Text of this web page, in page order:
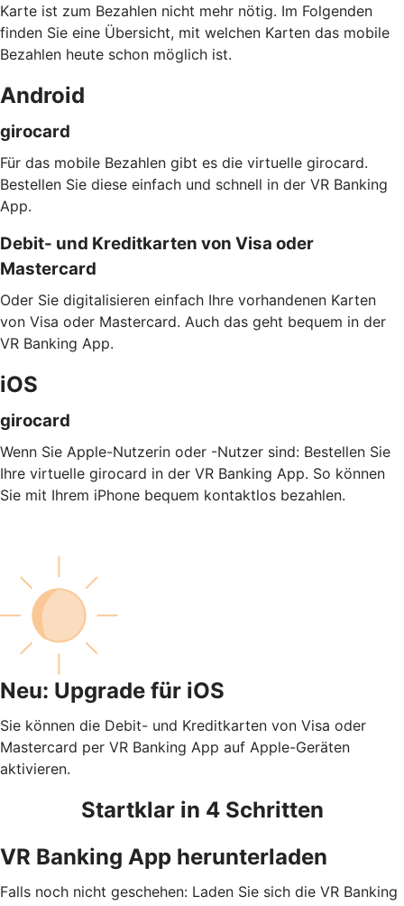
Karte ist zum Bezahlen nicht mehr nötig. Im Folgenden
finden Sie eine Übersicht, mit welchen Karten das mobile
Bezahlen heute schon möglich ist.
Android
girocard
Für das mobile Bezahlen gibt es die virtuelle girocard.
Bestellen Sie diese einfach und schnell in der VR Banking
App.
Debit- und Kreditkarten von Visa oder
Mastercard
Oder Sie digitalisieren einfach Ihre vorhandenen Karten
von Visa oder Mastercard. Auch das geht bequem in der
VR Banking App.
iOS
girocard
Wenn Sie Apple-Nutzerin oder -Nutzer sind: Bestellen Sie
Ihre virtuelle girocard in der VR Banking App. So können
Sie mit Ihrem iPhone bequem kontaktlos bezahlen.
Neu: Upgrade für iOS
Sie können die Debit- und Kreditkarten von Visa oder
Mastercard per VR Banking App auf Apple-Geräten
aktivieren.
Startklar in 4 Schritten
VR Banking App herunterladen
Falls noch nicht geschehen: Laden Sie sich die VR Banking